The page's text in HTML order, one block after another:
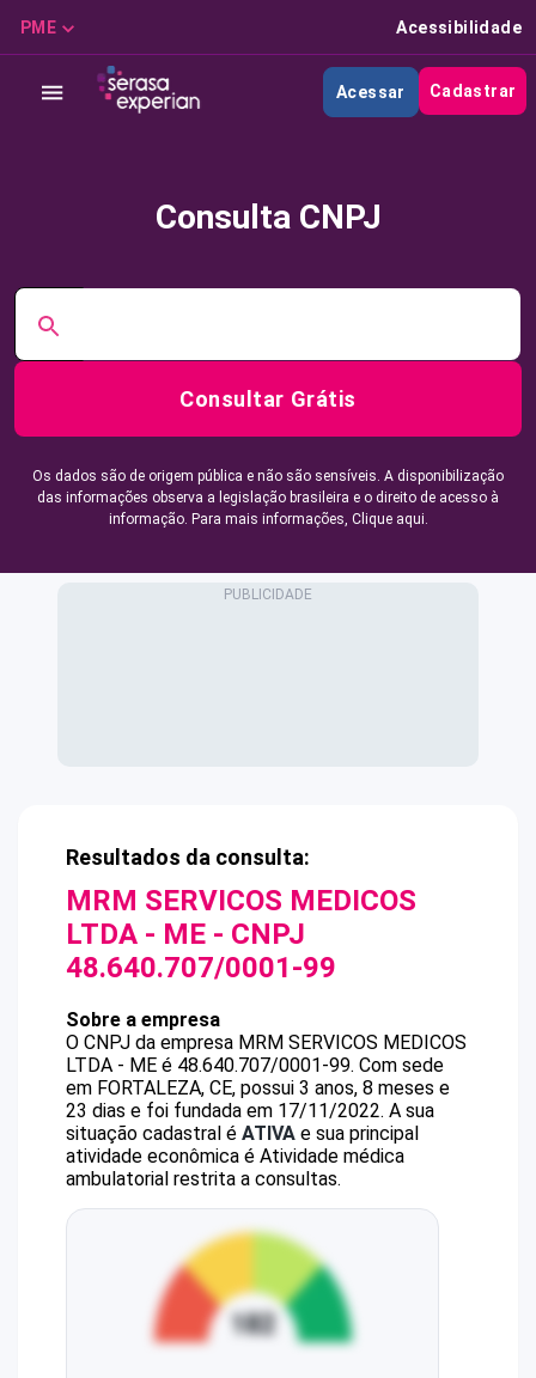
PME Acessibilidade
Acessar Cadastrar
Consulta CNPJ
Consultar Grátis
Os dados são de origem pública e não são sensíveis. A disponibilização
das informações observa a legislação brasileira e o direito de acesso à
informação. Para mais informações, Clique aqui.
Resultados da consulta:
MRM SERVICOS MEDICOS
LTDA - ME - CNPJ
48.640.707/0001-99
Sobre a empresa
O CNPJ da empresa MRM SERVICOS MEDICOS
LTDA - ME é 48.640.707/0001-99. Com sede
em FORTALEZA, CE, possui 3 anos, 8 meses e
23 dias e foi fundada em 17/11/2022. A sua
situação cadastral é ATIVA e sua principal
atividade econômica é Atividade médica
ambulatorial restrita a consultas.